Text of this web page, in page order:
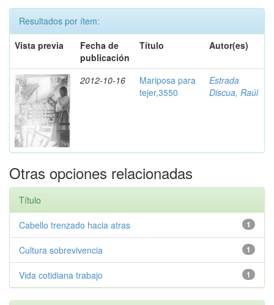
Resultados por ítem:
Vista previa
Fecha de
publicación
Título Autor(es)
2012-10-16
Mariposa para
tejer,3550
Estrada
Discua, Raúl
Otras opciones relacionadas
Título
1
Cabello trenzado hacia atras
1
Cultura sobrevivencia
1
Vida cotidiana trabajo